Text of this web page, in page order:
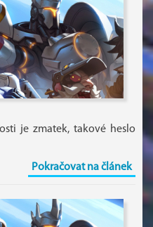
je zmatek, takové heslo
Pokračovat na článek